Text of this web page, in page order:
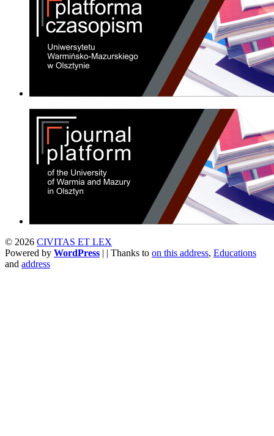
© 2026 CIVITAS ET LEX
Powered by WordPress | | Thanks to on this address, Educations
and address